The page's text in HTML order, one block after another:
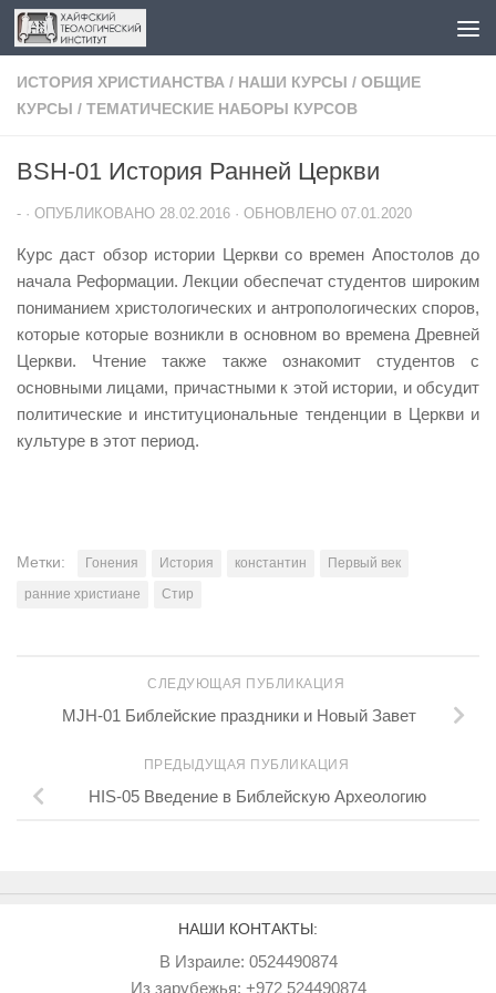
Перейти к содержимому
ИСТОРИЯ ХРИСТИАНСТВА / НАШИ КУРСЫ / ОБЩИЕ
КУРСЫ / ТЕМАТИЧЕСКИЕ НАБОРЫ КУРСОВ
BSH-01 История Ранней Церкви
- · ОПУБЛИКОВАНО 28.02.2016 · ОБНОВЛЕНО 07.01.2020
Курс даст обзор истории Церкви со времен Апостолов до
начала Реформации. Лекции обеспечат студентов широким
пониманием христологических и антропологических споров,
которые которые возникли в основном во времена Древней
Церкви. Чтение также также ознакомит студентов с
основными лицами, причастными к этой истории, и обсудит
политические и институциональные тенденции в Церкви и
культуре в этот период.
Метки: Гонения История константин
Первый век
ранние христиане
Стир
СЛЕДУЮЩАЯ ПУБЛИКАЦИЯ
MJH-01 Библейские праздники и Новый Завет
ПРЕДЫДУЩАЯ ПУБЛИКАЦИЯ
HIS-05 Введение в Библейскую Археологию
НАШИ КОНТАКТЫ:
В Израиле: 0524490874
Из зарубежья: +972 524490874